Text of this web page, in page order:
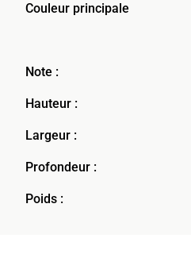
Couleur principale
Note :
Hauteur :
Largeur :
Profondeur :
Poids :